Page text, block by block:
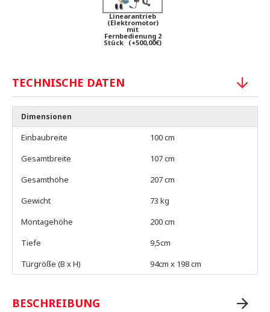
Linearantrieb
(Elektromotor)
mit
Fernbedienung 2
Stück (+500,00€)
TECHNISCHE DATEN
Dimensionen
Einbaubreite
100 cm
Gesamtbreite
107 cm
Gesamthöhe
207 cm
Gewicht
73 kg
Montagehöhe
200 cm
Tiefe
9,5cm
Türgröße (B x H)
94cm x 198 cm
BESCHREIBUNG